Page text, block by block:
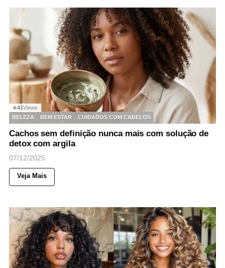
◉41Views
BELEZA
BEM ESTAR CUIDADOS COM CABELOS
Cachos sem definição nunca mais com solução de
detox com argila
07/12/2025
Veja Mais